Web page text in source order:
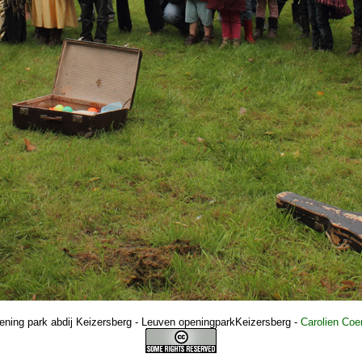
park abdij Keizersberg - Leuven openingparkKeizersberg- Carolien